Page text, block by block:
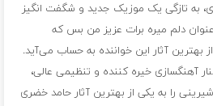
به تازگی یک موزیک جدید و شگفت انگیز
دلم میره برات عزیز من بس که
بهترین آثار این خواننده به حساب می‌آید.
آهنگسازی خیره کننده و تنظیمی عالی،
را به یکی از بهترین آثار حامد خضری